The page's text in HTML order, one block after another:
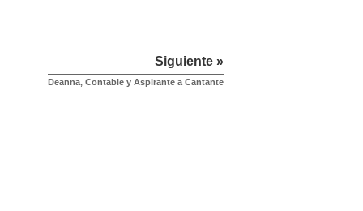
Siguiente »
Deanna, Contable y Aspirante a Cantante